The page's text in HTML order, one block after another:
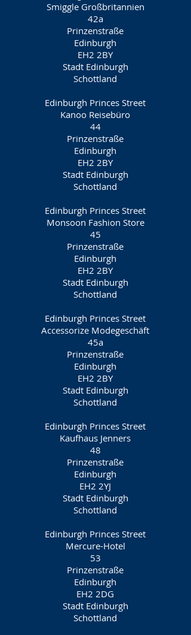
Smiggle Großbritannien
42a
Prinzenstraße
Edinburgh
EH2 2BY
Stadt Edinburgh
Schottland
Edinburgh Princes Street
Kanoo Reisebüro
44
Prinzenstraße
Edinburgh
EH2 2BY
Stadt Edinburgh
Schottland
Edinburgh Princes Street
Monsoon Fashion Store
45
Prinzenstraße
Edinburgh
EH2 2BY
Stadt Edinburgh
Schottland
Edinburgh Princes Street
Accessorize Modegeschäft
45a
Prinzenstraße
Edinburgh
EH2 2BY
Stadt Edinburgh
Schottland
Edinburgh Princes Street
Kaufhaus Jenners
48
Prinzenstraße
Edinburgh
EH2 2YJ
Stadt Edinburgh
Schottland
Edinburgh Princes Street
Mercure-Hotel
53
Prinzenstraße
Edinburgh
EH2 2DG
Stadt Edinburgh
Schottland